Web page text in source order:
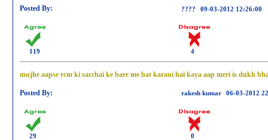
Posted By: ???? 09-03-2012 12:26:00
119 4
mujhe aapse rcm ki sacchai ke bare me bat karani hai kaya aap meri is dukh
Posted By: rakesh kumar 06-03-2012
29 0